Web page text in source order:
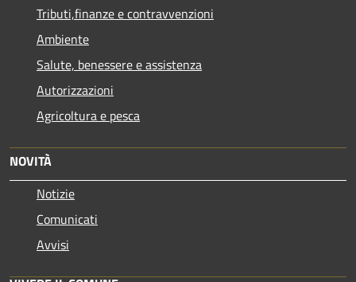
Tributi,finanze e contravvenzioni
Ambiente
Salute, benessere e assistenza
Autorizzazioni
Agricoltura e pesca
NOVITÀ
Notizie
Comunicati
Avvisi